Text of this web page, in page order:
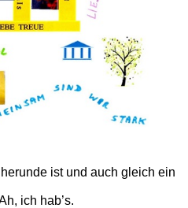
ist und auch gleich ein
ich hab’s.